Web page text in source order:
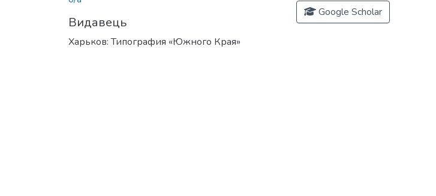
Видавець
Харьков: Типография «Южного Края»
Google Scholar